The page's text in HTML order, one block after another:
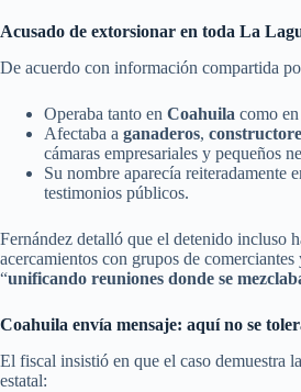
Acusado de extorsionar en toda La
De acuerdo con información compartida
Operaba tanto en Coahuila como en
Afectaba a ganaderos,
cámaras empresariales y pequeños
Su nombre aparecía reiteradamente
testimonios públicos.
Fernández detalló que el detenido incluso
acercamientos con grupos de
“unificando reuniones donde se
Coahuila envía mensaje: aquí no se
El fiscal insistió en que el caso demuestra
estatal: